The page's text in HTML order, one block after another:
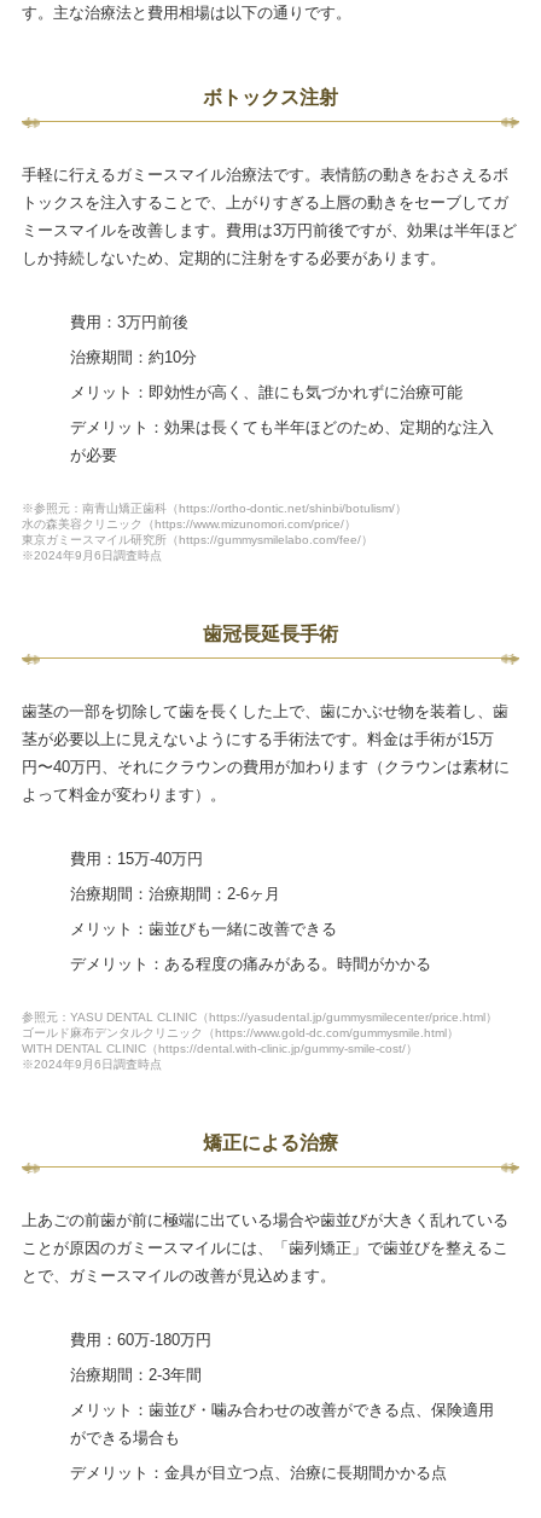
す。主な治療法と費用相場は以下の通りです。
ボトックス注射
手軽に行えるガミースマイル治療法です。表情筋の動きをおさえるボ
トックスを注入することで、上がりすぎる上唇の動きをセーブしてガ
ミースマイルを改善します。費用は3万円前後ですが、効果は半年ほど
しか持続しないため、定期的に注射をする必要があります。
費用：3万円前後
治療期間：約10分
メリット：即効性が高く、誰にも気づかれずに治療可能
デメリット：効果は長くても半年ほどのため、定期的な注入
が必要
※参照元：南青山矯正歯科（https://ortho-dontic.net/shinbi/botulism/）
水の森美容クリニック（https://www.mizunomori.com/price/）
東京ガミースマイル研究所（https://gummysmilelabo.com/fee/）
※2024年9月6日調査時点
歯冠長延長手術
歯茎の一部を切除して歯を長くした上で、歯にかぶせ物を装着し、歯
茎が必要以上に見えないようにする手術法です。料金は手術が15万
円〜40万円、それにクラウンの費用が加わります（クラウンは素材に
よって料金が変わります）。
費用：15万-40万円
治療期間：治療期間：2-6ヶ月
メリット：歯並びも一緒に改善できる
デメリット：ある程度の痛みがある。時間がかかる
参照元：YASU DENTAL CLINIC（https://yasudental.jp/gummysmilecenter/price.html）
ゴールド麻布デンタルクリニック（https://www.gold-dc.com/gummysmile.html）
WITH DENTAL CLINIC（https://dental.with-clinic.jp/gummy-smile-cost/）
※2024年9月6日調査時点
矯正による治療
上あごの前歯が前に極端に出ている場合や歯並びが大きく乱れている
ことが原因のガミースマイルには、「歯列矯正」で歯並びを整えるこ
とで、ガミースマイルの改善が見込めます。
費用：60万-180万円
治療期間：2-3年間
メリット：歯並び・噛み合わせの改善ができる点、保険適用
ができる場合も
デメリット：金具が目立つ点、治療に長期間かかる点